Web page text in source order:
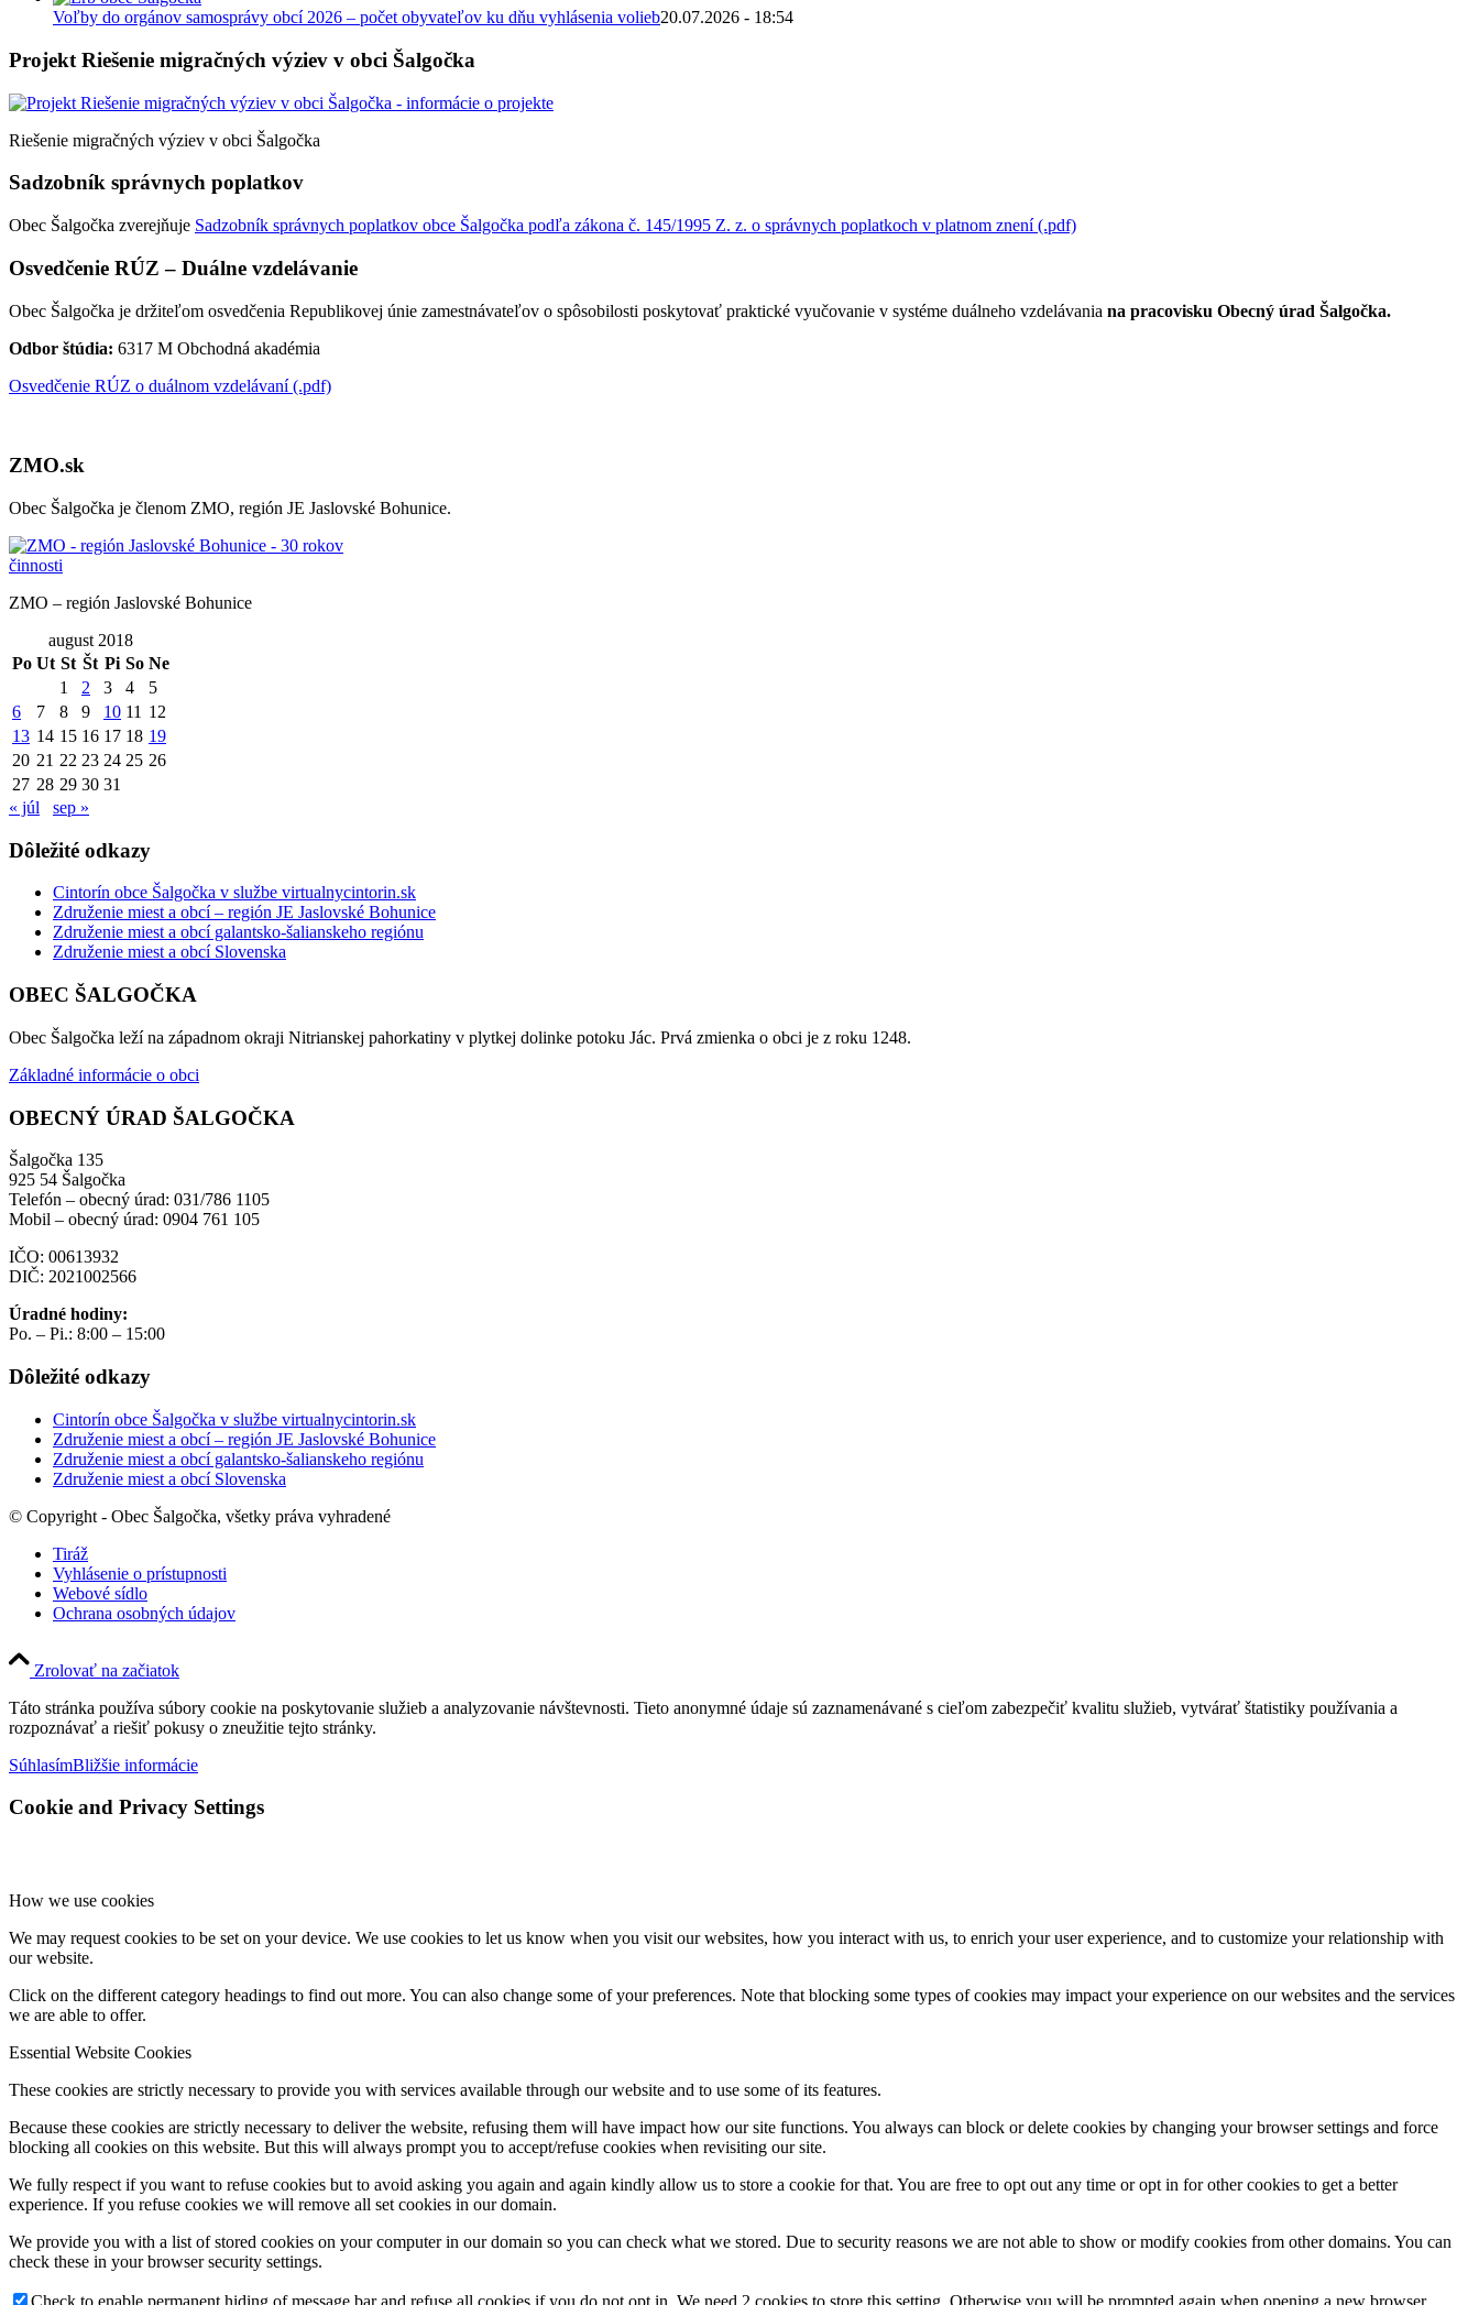
Voľby do orgánov samosprávy obcí 2026 – počet obyvateľov ku dňu vyhlásenia volieb20.07.2026 - 18:54
Projekt Riešenie migračných výziev v obci Šalgočka
Riešenie migračných výziev v obci Šalgočka
Sadzobník správnych poplatkov
Obec Šalgočka zverejňuje Sadzobník správnych poplatkov obce Šalgočka podľa zákona č. 145/1995 Z. z. o správnych poplatkoch v platnom znení (.pdf)
Osvedčenie RÚZ – Duálne vzdelávanie
Obec Šalgočka je držiteľom osvedčenia Republikovej únie zamestnávateľov o spôsobilosti poskytovať praktické vyučovanie v systéme duálneho vzdelávania na pracovisku Obecný úrad Šalgočka.
Odbor štúdia: 6317 M Obchodná akadémia
Osvedčenie RÚZ o duálnom vzdelávaní (.pdf)
ZMO.sk
Obec Šalgočka je členom ZMO, región JE Jaslovské Bohunice.
ZMO – región Jaslovské Bohunice
august 2018
Po Ut St Št Pi So Ne
1
2 3 4
5
6
7 8 9 10 11 12
13 14 15 16 17 18 19
20 21 22 23 24 25 26
27 28 29 30 31
« júl
sep »
Dôležité odkazy
Cintorín obce Šalgočka v službe virtualnycintorin.sk
Združenie miest a obcí – región JE Jaslovské Bohunice
Združenie miest a obcí galantsko-šalianskeho regiónu
Združenie miest a obcí Slovenska
OBEC ŠALGOČKA
Obec Šalgočka leží na západnom okraji Nitrianskej pahorkatiny v plytkej dolinke potoku Jác. Prvá zmienka o obci je z roku 1248.
Základné informácie o obci
OBECNÝ ÚRAD ŠALGOČKA
Šalgočka 135
925 54 Šalgočka
Telefón – obecný úrad: 031/786 1105
Mobil – obecný úrad: 0904 761 105
IČO: 00613932
DIČ: 2021002566
Úradné hodiny:
Po. – Pi.: 8:00 – 15:00
Dôležité odkazy
Cintorín obce Šalgočka v službe virtualnycintorin.sk
Združenie miest a obcí – región JE Jaslovské Bohunice
Združenie miest a obcí galantsko-šalianskeho regiónu
Združenie miest a obcí Slovenska
© Copyright - Obec Šalgočka, všetky práva vyhradené
Tiráž
Vyhlásenie o prístupnosti
Webové sídlo
Ochrana osobných údajov
Zrolovať na začiatok
Táto stránka používa súbory cookie na poskytovanie služieb a analyzovanie návštevnosti. Tieto anonymné údaje sú zaznamenávané s cieľom zabezpečiť kvalitu služieb, vytvárať štatistiky používania a
rozpoznávať a riešiť pokusy o zneužitie tejto stránky.
SúhlasímBližšie informácie
Cookie and Privacy Settings
How we use cookies
We may request cookies to be set on your device. We use cookies to let us know when you visit our websites, how you interact with us, to enrich your user experience, and to customize your relationship with
our website.
Click on the different category headings to find out more. You can also change some of your preferences. Note that blocking some types of cookies may impact your experience on our websites and the services
we are able to offer.
Essential Website Cookies
These cookies are strictly necessary to provide you with services available through our website and to use some of its features.
Because these cookies are strictly necessary to deliver the website, refusing them will have impact how our site functions. You always can block or delete cookies by changing your browser settings and force
blocking all cookies on this website. But this will always prompt you to accept/refuse cookies when revisiting our site.
We fully respect if you want to refuse cookies but to avoid asking you again and again kindly allow us to store a cookie for that. You are free to opt out any time or opt in for other cookies to get a better
experience. If you refuse cookies we will remove all set cookies in our domain.
We provide you with a list of stored cookies on your computer in our domain so you can check what we stored. Due to security reasons we are not able to show or modify cookies from other domains. You can
check these in your browser security settings.